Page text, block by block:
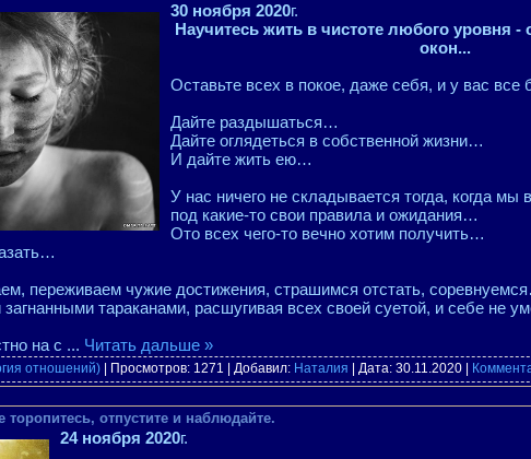
30 ноября 2020г.
Научитесь жить в чистоте любого уровня
окон...
Оставьте всех в покое, даже себя, и у вас все
Дайте раздышаться…
Дайте оглядеться в собственной жизни…
И дайте жить ею…
У нас ничего не складывается тогда, когда мы
под какие-то свои правила и ожидания…
Ото всех чего-то вечно хотим получить…
переживаем чужие достижения, страшимся отстать,
тараканами, расшугивая всех своей суетой, и себе не
на с ... Читать дальше »
отношений) | Просмотров: 1271 | Добавил: Наталия | Дата: 30.11.2020
торопитесь, отпустите и наблюдайте.
24 ноября 2020г.